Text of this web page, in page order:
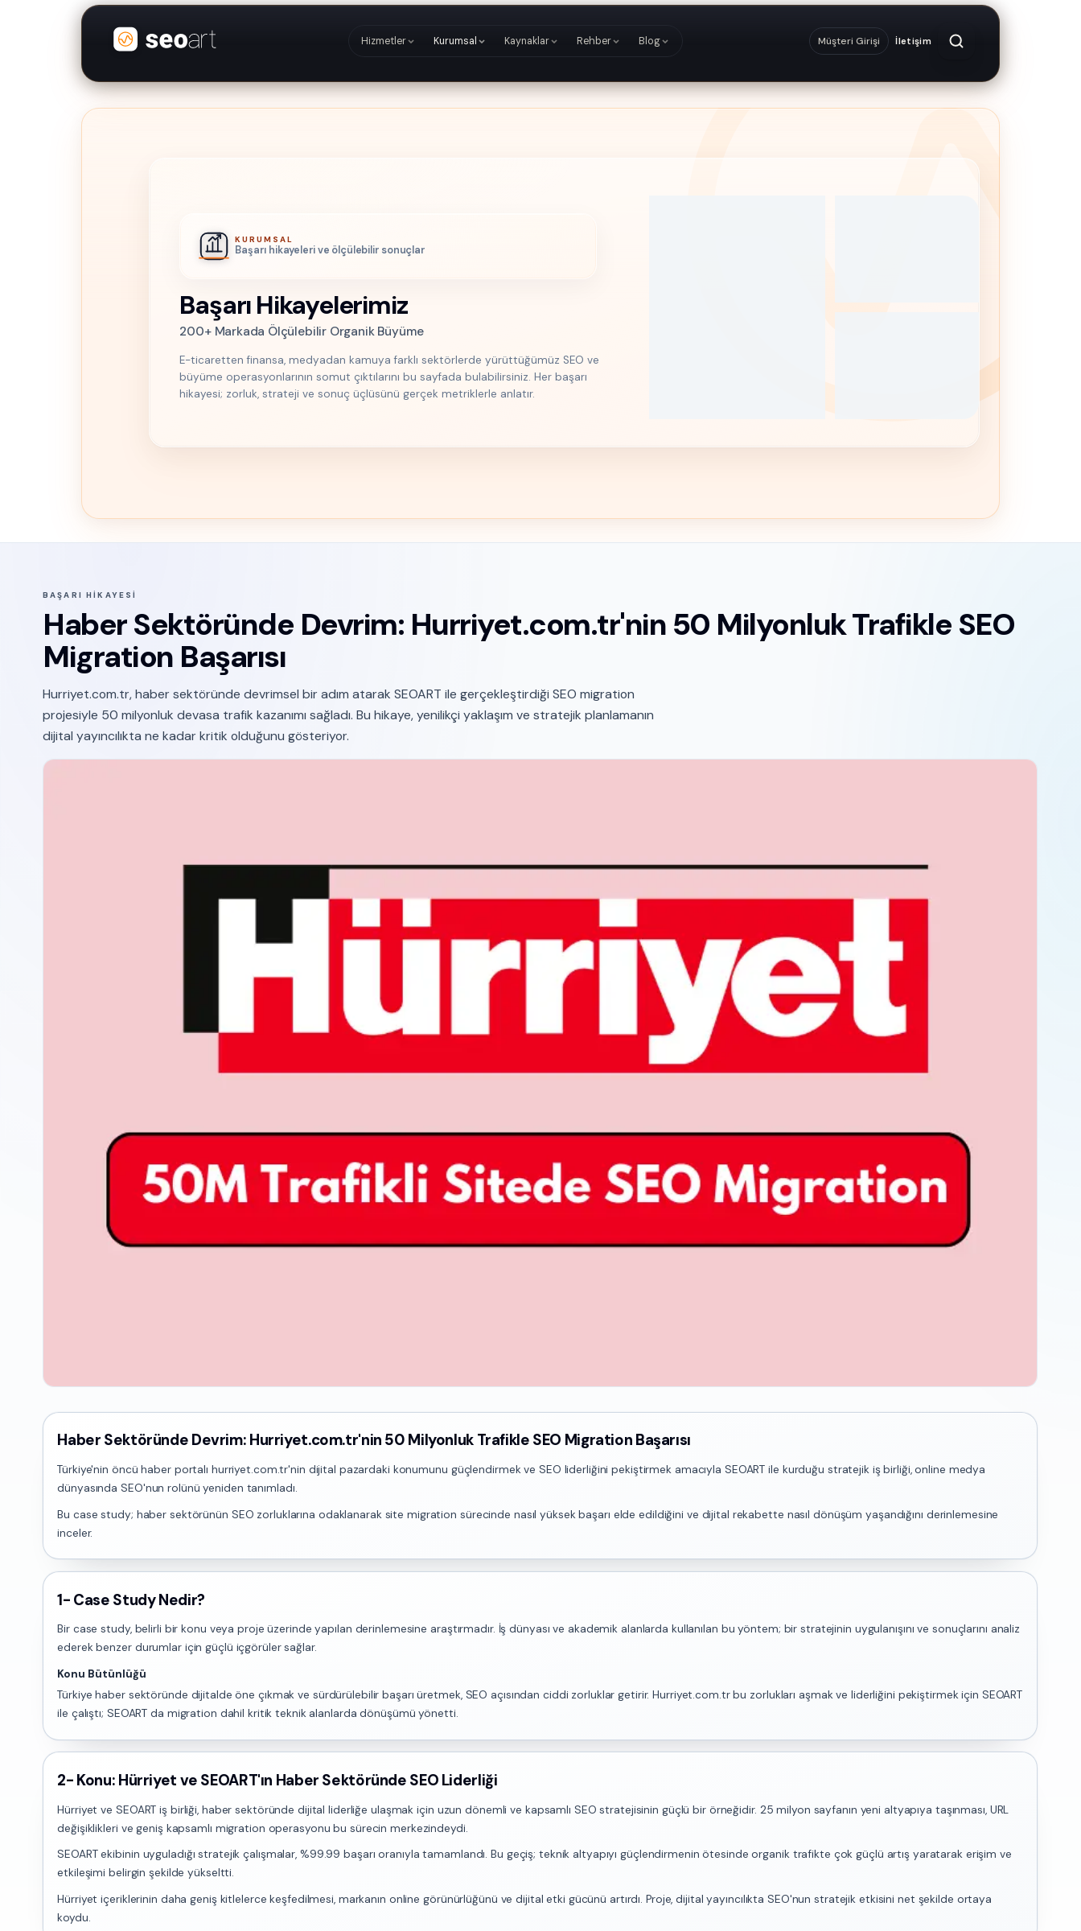
Hizmetler Kurumsal Kaynaklar Rehber Blog Müşteri Girişi İletişim
KURUMSAL
Başarı hikayeleri ve ölçülebilir sonuçlar
Başarı Hikayelerimiz
200+ Markada Ölçülebilir Organik Büyüme
E-ticaretten finansa, medyadan kamuya farklı sektörlerde yürüttüğümüz SEO ve
büyüme operasyonlarının somut çıktılarını bu sayfada bulabilirsiniz. Her başarı
hikayesi; zorluk, strateji ve sonuç üçlüsünü gerçek metriklerle anlatır.
BAŞARI HIKAYESI
Haber Sektöründe Devrim: Hurriyet.com.tr'nin 50 Milyonluk Trafikle SEO
Migration Başarısı
Hurriyet.com.tr, haber sektöründe devrimsel bir adım atarak SEOART ile gerçekleştirdiği SEO migration
projesiyle 50 milyonluk devasa trafik kazanımı sağladı. Bu hikaye, yenilikçi yaklaşım ve stratejik planlamanın
dijital yayıncılıkta ne kadar kritik olduğunu gösteriyor.
Haber Sektöründe Devrim: Hurriyet.com.tr'nin 50 Milyonluk Trafikle SEO Migration Başarısı
Türkiye'nin öncü haber portalı hurriyet.com.tr'nin dijital pazardaki konumunu güçlendirmek ve SEO liderliğini pekiştirmek amacıyla SEOART ile kurduğu stratejik iş birliği, online medya
dünyasında SEO'nun rolünü yeniden tanımladı.
Bu case study; haber sektörünün SEO zorluklarına odaklanarak site migration sürecinde nasıl yüksek başarı elde edildiğini ve dijital rekabette nasıl dönüşüm yaşandığını derinlemesine
inceler.
1- Case Study Nedir?
Bir case study, belirli bir konu veya proje üzerinde yapılan derinlemesine araştırmadır. İş dünyası ve akademik alanlarda kullanılan bu yöntem; bir stratejinin uygulanışını ve sonuçlarını analiz
ederek benzer durumlar için güçlü içgörüler sağlar.
Konu Bütünlüğü
Türkiye haber sektöründe dijitalde öne çıkmak ve sürdürülebilir başarı üretmek, SEO açısından ciddi zorluklar getirir. Hurriyet.com.tr bu zorlukları aşmak ve liderliğini pekiştirmek için SEOART
ile çalıştı; SEOART da migration dahil kritik teknik alanlarda dönüşümü yönetti.
2- Konu: Hürriyet ve SEOART'ın Haber Sektöründe SEO Liderliği
Hürriyet ve SEOART iş birliği, haber sektöründe dijital liderliğe ulaşmak için uzun dönemli ve kapsamlı SEO stratejisinin güçlü bir örneğidir. 25 milyon sayfanın yeni altyapıya taşınması, URL
değişiklikleri ve geniş kapsamlı migration operasyonu bu sürecin merkezindeydi.
SEOART ekibinin uyguladığı stratejik çalışmalar, %99.99 başarı oranıyla tamamlandı. Bu geçiş; teknik altyapıyı güçlendirmenin ötesinde organik trafikte çok güçlü artış yaratarak erişim ve
etkileşimi belirgin şekilde yükseltti.
Hürriyet içeriklerinin daha geniş kitlelerce keşfedilmesi, markanın online görünürlüğünü ve dijital etki gücünü artırdı. Proje, dijital yayıncılıkta SEO'nun stratejik etkisini net şekilde ortaya
koydu.